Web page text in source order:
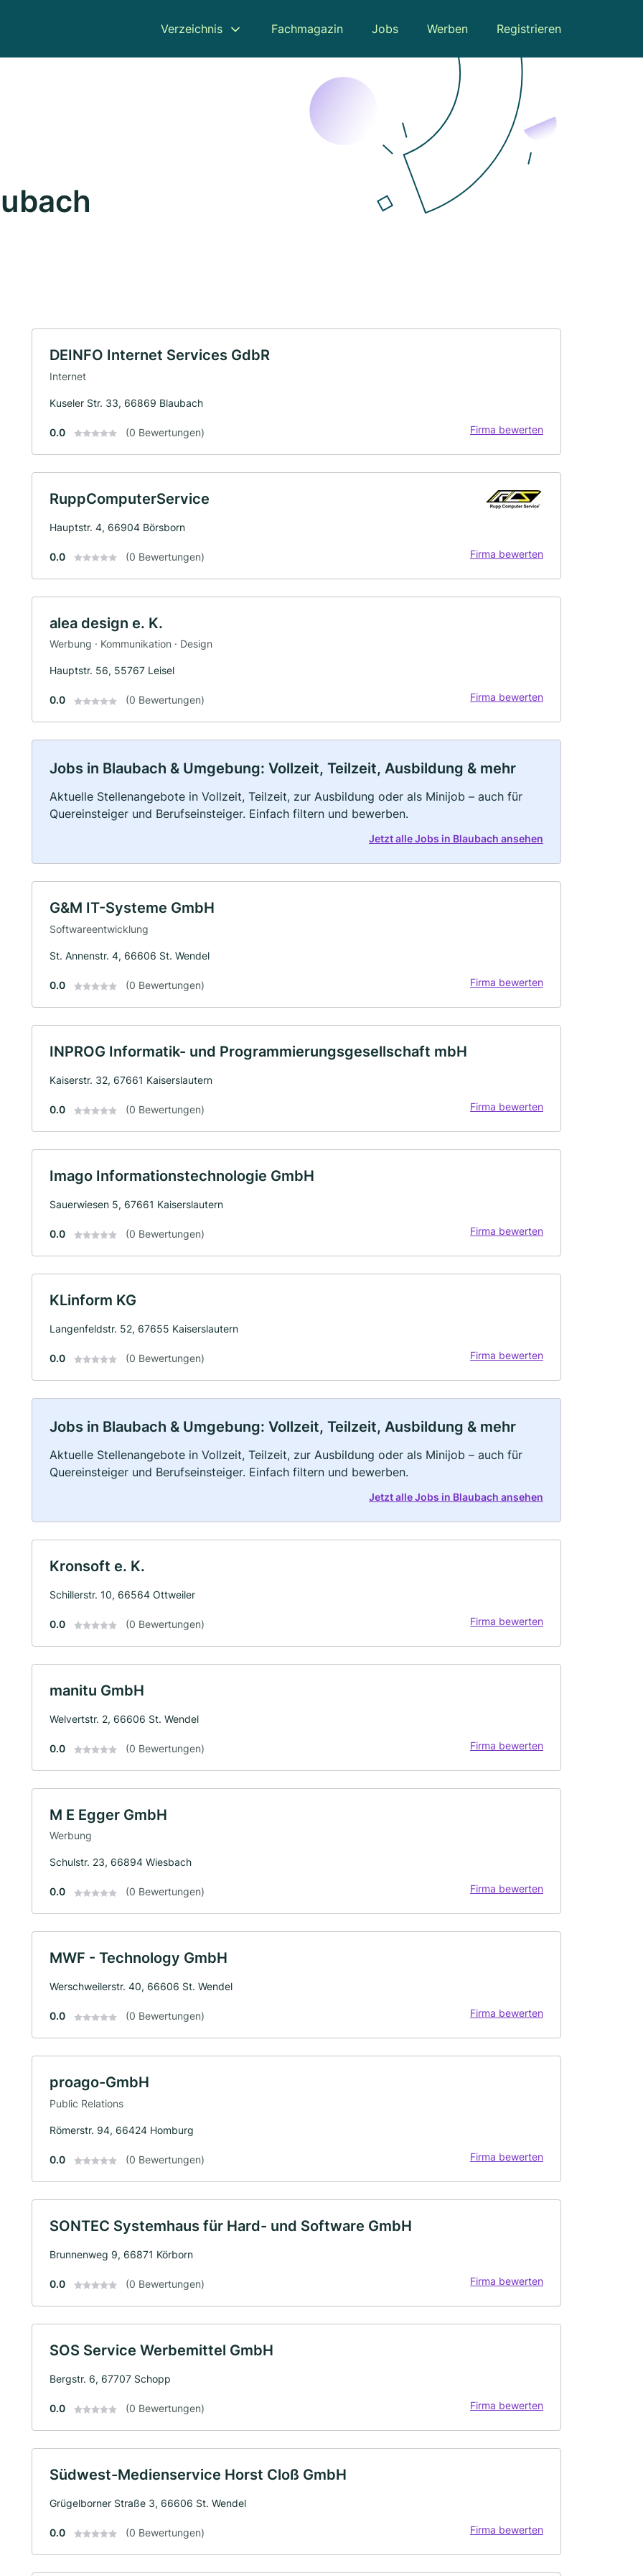
Verzeichnis Fachmagazin Jobs Werben Registrieren
DEINFO Internet Services GdbR
Internet
Kuseler Str. 33, 66869 Blaubach
0.0 (0 Bewertungen) Firma bewerten
RuppComputerService
Hauptstr. 4, 66904 Börsborn
0.0 (0 Bewertungen) Firma bewerten
alea design e. K.
Werbung · Kommunikation · Design
Hauptstr. 56, 55767 Leisel
0.0 (0 Bewertungen) Firma bewerten
Jobs in Blaubach & Umgebung: Vollzeit, Teilzeit, Ausbildung & mehr
Aktuelle Stellenangebote in Vollzeit, Teilzeit, zur Ausbildung oder als Minijob – auch für
Quereinsteiger und Berufseinsteiger. Einfach filtern und bewerben.
Jetzt alle Jobs in Blaubach ansehen
G&M IT-Systeme GmbH
Softwareentwicklung
St. Annenstr. 4, 66606 St. Wendel
0.0 (0 Bewertungen) Firma bewerten
INPROG Informatik- und Programmierungsgesellschaft mbH
Kaiserstr. 32, 67661 Kaiserslautern
0.0 (0 Bewertungen) Firma bewerten
Imago Informationstechnologie GmbH
Sauerwiesen 5, 67661 Kaiserslautern
0.0 (0 Bewertungen) Firma bewerten
KLinform KG
Langenfeldstr. 52, 67655 Kaiserslautern
0.0 (0 Bewertungen) Firma bewerten
Jobs in Blaubach & Umgebung: Vollzeit, Teilzeit, Ausbildung & mehr
Aktuelle Stellenangebote in Vollzeit, Teilzeit, zur Ausbildung oder als Minijob – auch für
Quereinsteiger und Berufseinsteiger. Einfach filtern und bewerben.
Jetzt alle Jobs in Blaubach ansehen
Kronsoft e. K.
Schillerstr. 10, 66564 Ottweiler
0.0 (0 Bewertungen) Firma bewerten
manitu GmbH
Welvertstr. 2, 66606 St. Wendel
0.0 (0 Bewertungen) Firma bewerten
M E Egger GmbH
Werbung
Schulstr. 23, 66894 Wiesbach
0.0 (0 Bewertungen) Firma bewerten
MWF - Technology GmbH
Werschweilerstr. 40, 66606 St. Wendel
0.0 (0 Bewertungen) Firma bewerten
proago-GmbH
Public Relations
Römerstr. 94, 66424 Homburg
0.0 (0 Bewertungen) Firma bewerten
SONTEC Systemhaus für Hard- und Software GmbH
Brunnenweg 9, 66871 Körborn
0.0 (0 Bewertungen) Firma bewerten
SOS Service Werbemittel GmbH
Bergstr. 6, 67707 Schopp
0.0 (0 Bewertungen) Firma bewerten
Südwest-Medienservice Horst Cloß GmbH
Grügelborner Straße 3, 66606 St. Wendel
0.0 (0 Bewertungen) Firma bewerten